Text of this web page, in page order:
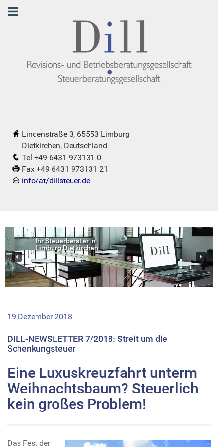
Lindenstraße 3, 65553 Limburg
Dietkirchen, Deutschland
Tel +49 6431 973131 0
Fax +49 6431 973131 21
info/at/dillsteuer.de
Ihr Steuerberater in
Limburg Dietkirchen
19 Dezember 2018
DILL-NEWSLETTER 7/2018: Streit um die
Schenkungsteuer
Eine Luxuskreuzfahrt unterm
Weihnachtsbaum? Steuerlich
kein großes Problem!
Das Fest der